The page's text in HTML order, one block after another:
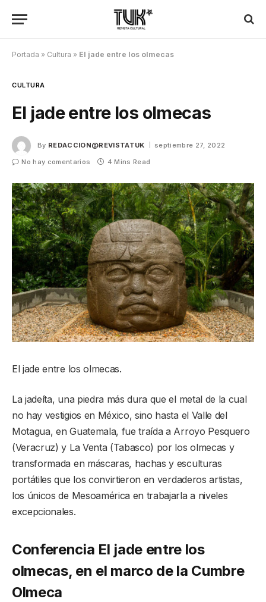
Portada » Cultura » El jade entre los olmecas
CULTURA
El jade entre los olmecas
By REDACCION@REVISTATUK
septiembre 27, 2022
No hay comentarios
4 Mins Read
El jade entre los olmecas.
La jadeíta, una piedra más dura que el metal de la cual
no hay vestigios en México, sino hasta el Valle del
Motagua, en Guatemala, fue traída a Arroyo Pesquero
(Veracruz) y La Venta (Tabasco) por los olmecas y
transformada en máscaras, hachas y esculturas
portátiles que los convirtieron en verdaderos artistas,
los únicos de Mesoamérica en trabajarla a niveles
excepcionales.
Conferencia El jade entre los
olmecas, en el marco de la Cumbre
Olmeca